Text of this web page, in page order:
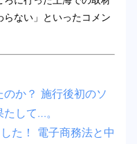
ない」といったコメン
か？ 施行後初のソ
して…。
た！ 電子商務法と中